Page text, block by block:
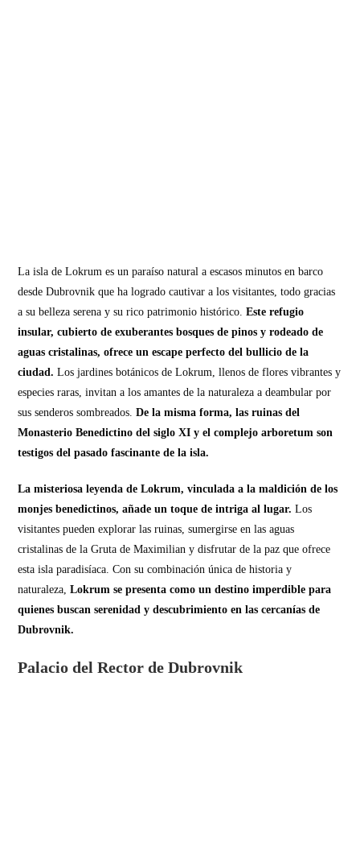
La isla de Lokrum es un paraíso natural a escasos minutos en barco
desde Dubrovnik que ha logrado cautivar a los visitantes, todo gracias
a su belleza serena y su rico patrimonio histórico.Este refugio
insular, cubierto de exuberantes bosques de pinos y rodeado de
aguas cristalinas, ofrece un escape perfecto del bullicio de la
ciudad.Los jardines botánicos de Lokrum, llenos de flores vibrantes y
especies raras, invitan a los amantes de la naturaleza a deambular por
sus senderos sombreados.De la misma forma, las ruinas del
Monasterio Benedictino del siglo XI y el complejo arboretum son
testigos del pasado fascinante de la isla.
La misteriosa leyenda de Lokrum, vinculada a la maldición de los
monjes benedictinos, añade un toque de intriga al lugar. Los
visitantes pueden explorar las ruinas, sumergirse en las aguas
cristalinas de la Gruta de Maximilian y disfrutar de la paz que ofrece
esta isla paradisíaca. Con su combinación única de historia y
naturaleza,Lokrum se presenta como un destino imperdible para
quienes buscan serenidad y descubrimiento en las cercanías de
Dubrovnik.
Palacio del Rector de Dubrovnik